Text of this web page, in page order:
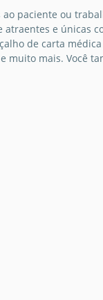
paciente ou
e únicas
de carta
muito mais. Você